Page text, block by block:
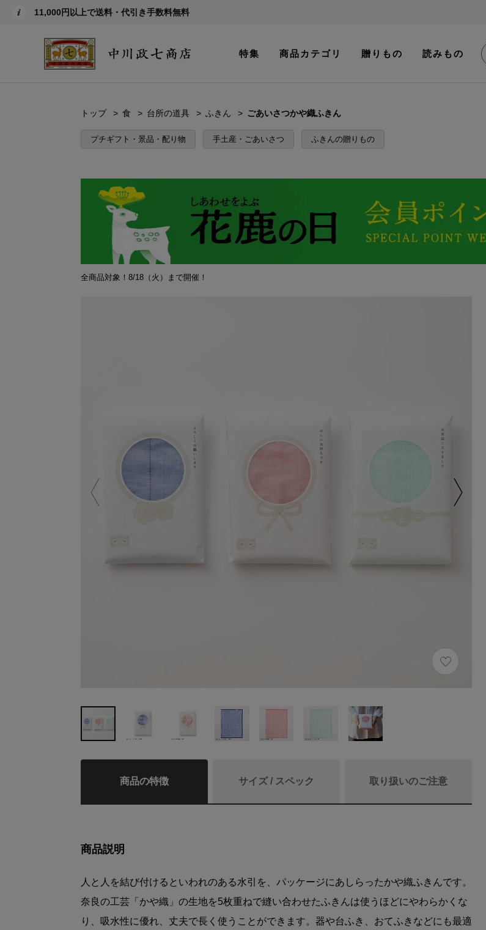
11,000円以上で送料・代引き手数料無料
特集 商品カテゴリ 贈りもの 読みもの
トップ 食 台所の道具 ふきん ごあいさつかや織ふきん
プチギフト・景品・配り物 手土産・ごあいさつ ふきんの贈りもの
全商品対象！8/18（火）まで開催！
商品の特徴 サイズ / スペック 取り扱いのご注意
商品説明
人と人を結び付けるといわれのある水引を、パッケージにあしらったかや織ふきんです。
奈良の工芸「かや織」の生地を5枚重ねで縫い合わせたふきんは使うほどにやわらかくな
り、吸水性に優れ、丈夫で長く使うことができます。器や台ふき、おてふきなどにも最適